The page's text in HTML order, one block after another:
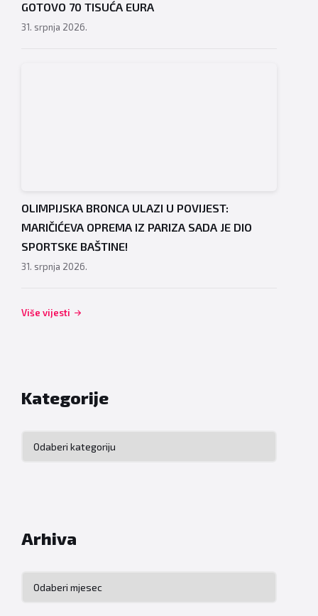
GOTOVO 70 TISUĆA EURA
31. srpnja 2026.
OLIMPIJSKA BRONCA ULAZI U POVIJEST:
MARIČIĆEVA OPREMA IZ PARIZA SADA JE DIO
SPORTSKE BAŠTINE!
31. srpnja 2026.
Više vijesti
Kategorije
Arhiva